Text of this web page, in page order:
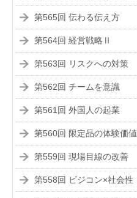
第565回 伝わる伝え方
第564回 経営戦略Ⅱ
第563回 リスクへの対策
第562回 チームを意識
第561回 外国人の起業
第560回 限定品の体験価値
第559回 現場目線の改善
第558回 ビジコン×社会性